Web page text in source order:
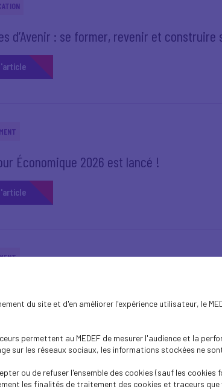
d’Avenir : se former, revenir et
Économique 2026 est lancé !
du site et d'en améliorer l'expérience utilisateur, le
permettent au MEDEF de mesurer l'audience et la
sur les réseaux sociaux, les informations stockées ne
ou de refuser l'ensemble des cookies (sauf les
les finalités de traitement des cookies et traceurs